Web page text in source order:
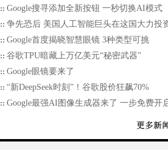
Google搜寻添加全新按钮 一秒切换AI模式
争先恐后 美国人工智能巨头在这国大力投
Google首度揭晓智慧眼镜 3种类型可挑
谷歌TPU暗藏上万亿美元“秘密武器”
Google眼镜要来了
“新DeepSeek时刻”！谷歌股价狂飙70%
Google最强AI图像生成器来了 一步免费开